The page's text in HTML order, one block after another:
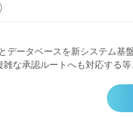
データベースを新システム
な承認ルートへも対応する